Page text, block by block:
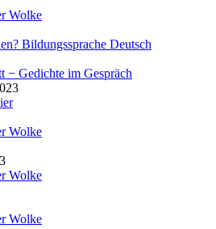
Wolke
Bildungssprache Deutsch
− Gedichte im Gespräch
Wolke
Wolke
Wolke